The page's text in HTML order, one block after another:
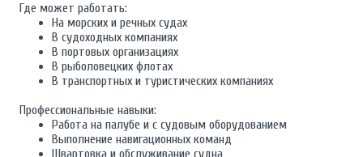
Где может работать:
На морских и речных судах
В судоходных компаниях
В портовых организациях
В рыболовецких флотах
В транспортных и туристических компаниях
Профессиональные навыки:
Работа на палубе и с судовым оборудованием
Выполнение навигационных команд
Швартовка и обслуживание судна